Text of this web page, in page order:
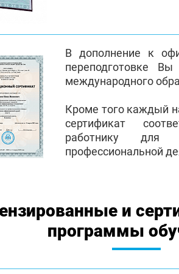
В дополнение к
переподготовке
международного
Кроме того каждый
сертификат
работнику для
профессиональной
и
программы